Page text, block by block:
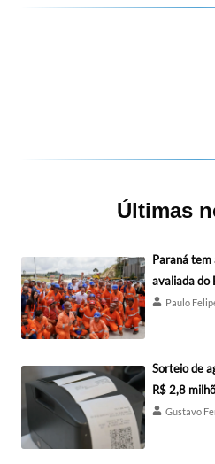
Últimas
Paraná
avaliada do
Paulo
Sorteio de
R$ 2,8
Gustavo